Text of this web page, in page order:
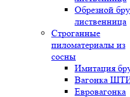
Обрезной
лиственница
Строганные
пиломатериалы из
сосны
Имитация
Вагонка
Евровагонка